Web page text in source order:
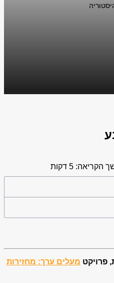
הקריאה: 5 דקות
פרויקט מעלים ערך: מחזירות